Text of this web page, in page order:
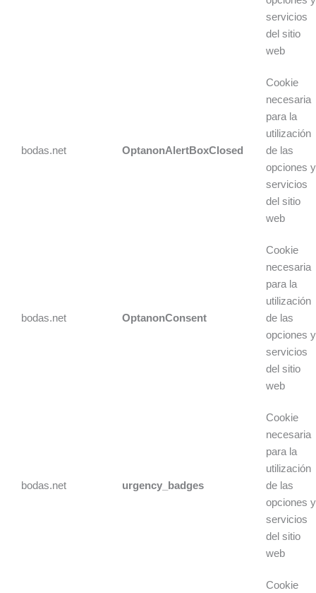
servicios
del sitio
web
bodas.net OptanonAlertBoxClosed
Cookie
necesaria
para la
utilización
de las
opciones y
servicios
del sitio
web
bodas.net OptanonConsent
Cookie
necesaria
para la
utilización
de las
opciones y
servicios
del sitio
web
bodas.net urgency_badges
Cookie
necesaria
para la
utilización
de las
opciones y
servicios
del sitio
web
Cookie